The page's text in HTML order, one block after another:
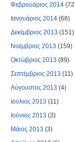
Φεβρουάριος 2014
Ιανουάριος 2014 (68)
Δεκέμβριος 2013 (151)
Νοέμβριος 2013 (159)
Οκτώβριος 2013 (89)
Σεπτέμβριος 2013 (11)
Αύγουστος 2013 (4)
Ιούλιος 2013 (11)
Ιούνιος 2013 (3)
Μάιος 2013 (3)